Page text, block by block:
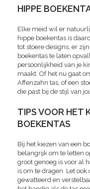
HIPPE
Elke meid wil er
hippe boekentas is
tot stoere designs, er
boekentas te laten
persoonlijkheid van je
maakt. Of het nu gaat
Affenzahn tas, of een
die past bij de stijl van
TIPS VOOR HET
BOEKENTAS
Bij het kiezen van een
belangrijk om te letten
groot genoeg is voor al
is om te dragen. Let
gewatteerd en